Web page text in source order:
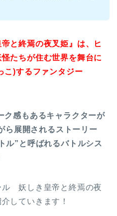
と終焉の夜叉姫』は、ヒ
たちが住む世界を舞台に
こ)するファンタジー
ク感もあるキャラクターが
ら展開される ストーリー
ル”と呼ばれるバトルシス
ル 妖しき皇帝と終焉の夜
していきます！